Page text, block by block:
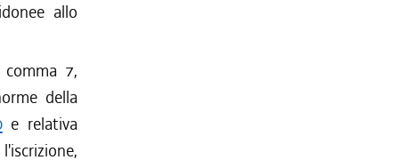
allo
7,
della
e relativa